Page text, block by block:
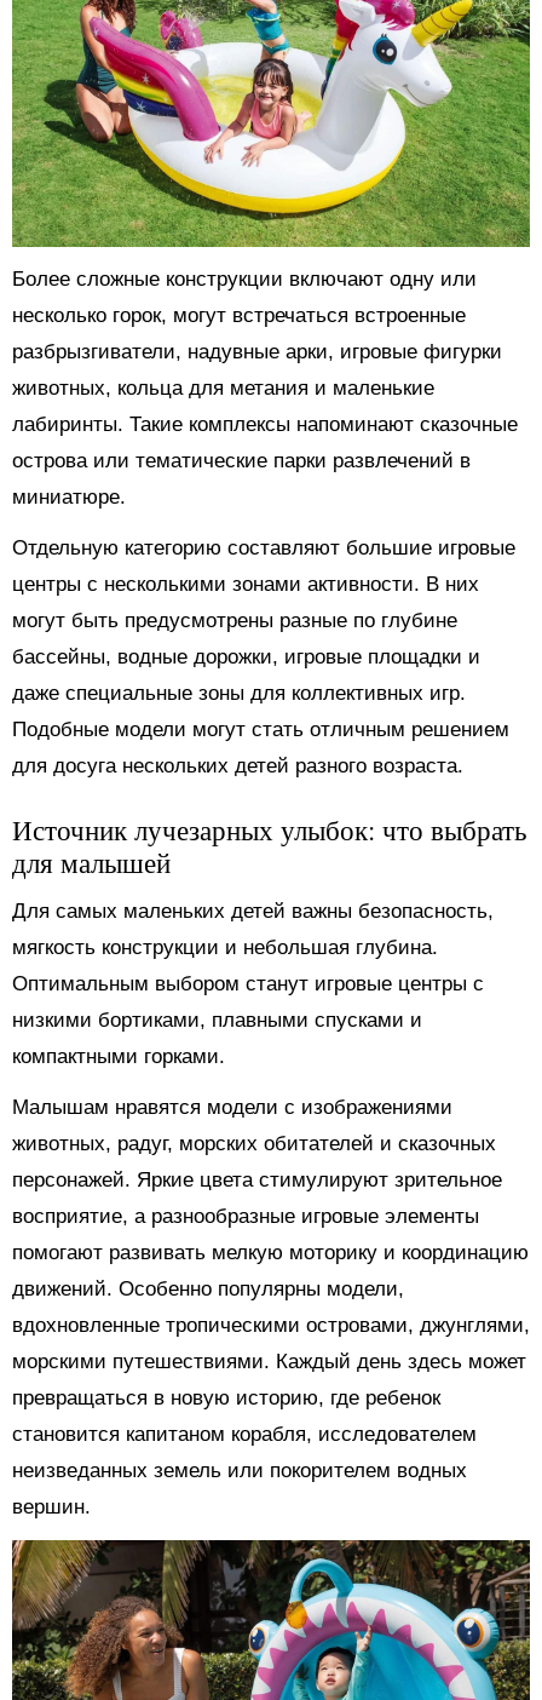
Более сложные конструкции включают одну или
несколько горок, могут встречаться встроенные
разбрызгиватели, надувные арки, игровые фигурки
животных, кольца для метания и маленькие
лабиринты. Такие комплексы напоминают сказочные
острова или тематические парки развлечений в
миниатюре.
Отдельную категорию составляют большие игровые
центры с несколькими зонами активности. В них
могут быть предусмотрены разные по глубине
бассейны, водные дорожки, игровые площадки и
даже специальные зоны для коллективных игр.
Подобные модели могут стать отличным решением
для досуга нескольких детей разного возраста.
Источник лучезарных улыбок: что выбрать
для малышей
Для самых маленьких детей важны безопасность,
мягкость конструкции и небольшая глубина.
Оптимальным выбором станут игровые центры с
низкими бортиками, плавными спусками и
компактными горками.
Малышам нравятся модели с изображениями
животных, радуг, морских обитателей и сказочных
персонажей. Яркие цвета стимулируют зрительное
восприятие, а разнообразные игровые элементы
помогают развивать мелкую моторику и координацию
движений. Особенно популярны модели,
вдохновленные тропическими островами, джунглями,
морскими путешествиями. Каждый день здесь может
превращаться в новую историю, где ребенок
становится капитаном корабля, исследователем
неизведанных земель или покорителем водных
вершин.